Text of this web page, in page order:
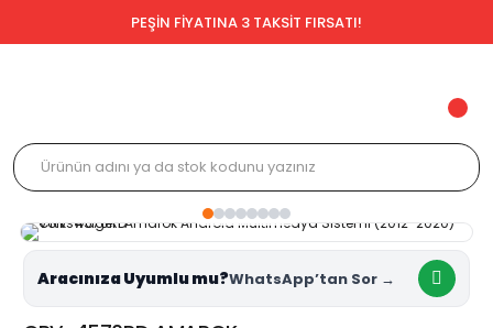
PEŞİN FİYATINA 3 TAKSİT FIRSATI!
Aracınıza Uyumlu mu?